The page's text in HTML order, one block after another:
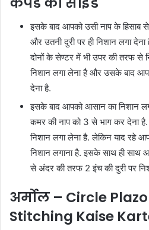
इसके बाद आपको उसी नाप के हिसाब
और उतनी दुरी पर ही निशान लगा
दोनों के सेण्टर में भी उपर की तरफ से
निशान लगा लेना है और उसके बाद
देना है.
इसके बाद आपको आसान का निशान
कमर की नाप को 3 से भाग कर देना
निशान लगा लेना है. लेकिन याद
निशान लगाना है. इसके साथ ही साथ
से अंदर की तरफ 2 इंच की दुरी पर
अर्मोल – Circle
Stitching Kaise